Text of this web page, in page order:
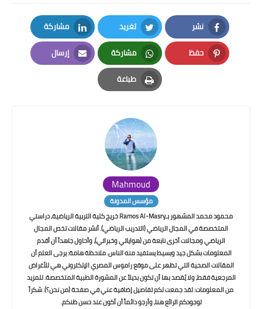
نشر
Facebook
تغريد
Twitter
مشاركة
LinkedIn
حفظ
Pinterest
مشاركة
Whatsapp
إرسال
Email
طباعة
Print
Mahmoud
مؤسس المدونة
محمود محمد المشهور بـRamos Al-Masry خريج كلية التربية الرياضية، دراستي
المتخصصة في المجال الرياضي (التدريب الرياضي). أنشر مقالات تخص المجال
الرياضي ومجالات أخرى نابعة من (هواياتي وخبراتي)، وأحاول جاهداً أن أقدم
المعلومات بشكل جيد وبسيط يستفيد منه الناس. ملاحظة هامة: يرجى العلم أن
المقالات الصحية التي تظهر على موقع راموس المصري الإلكتروني هي للأغراض
المرجعية فقط، ولا يُقصد بها أن تكون بديلاً عن المشورة الطبية المتخصصة. للمزيد
من المعلومات: لقد جمعت لكم تفاصيل إضافية عني في صفحة (من نحن؟). شكراً
لوجودكم الرائع هنا، وأرجو دائماً أن أكون عند حسن ظنكم.